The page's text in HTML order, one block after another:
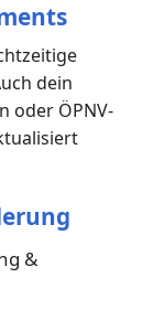
dein
oder ÖPNV-
&